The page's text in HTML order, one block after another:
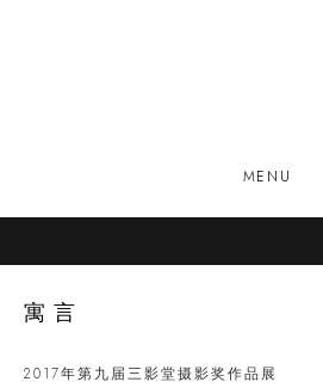
MENU
寓言
2017年第九届三影堂摄影奖作品展